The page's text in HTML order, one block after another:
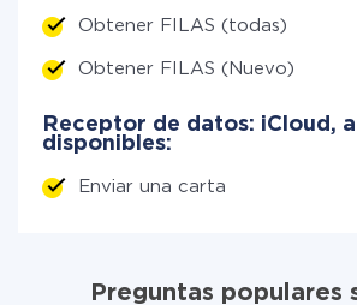
Obtener FILAS (todas)
Obtener FILAS (Nuevo)
Receptor de datos: iCloud,
disponibles:
Enviar una carta
Preguntas populares